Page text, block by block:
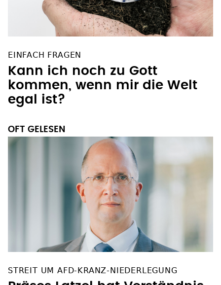
EINFACH FRAGEN
Kann ich noch zu Gott
kommen, wenn mir die Welt
egal ist?
OFT GELESEN
STREIT UM AFD-KRANZ-NIEDERLEGUNG